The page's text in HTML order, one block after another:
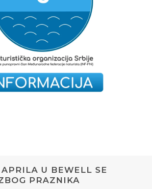
U BEWELL SE
PRAZNIKA